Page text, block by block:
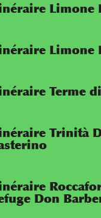
Limone
Limone
Terme
Trinità
Don